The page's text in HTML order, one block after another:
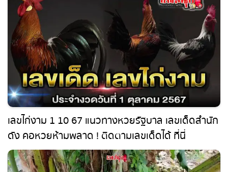
เลขไก่งาม 1 10 67 แนวทางหวยรัฐบาล เลขเด็ด
สำนักดัง คอหวยห้ามพลาด ! ติดตามเลขเด็ดได้ ที่นี่
leksanook